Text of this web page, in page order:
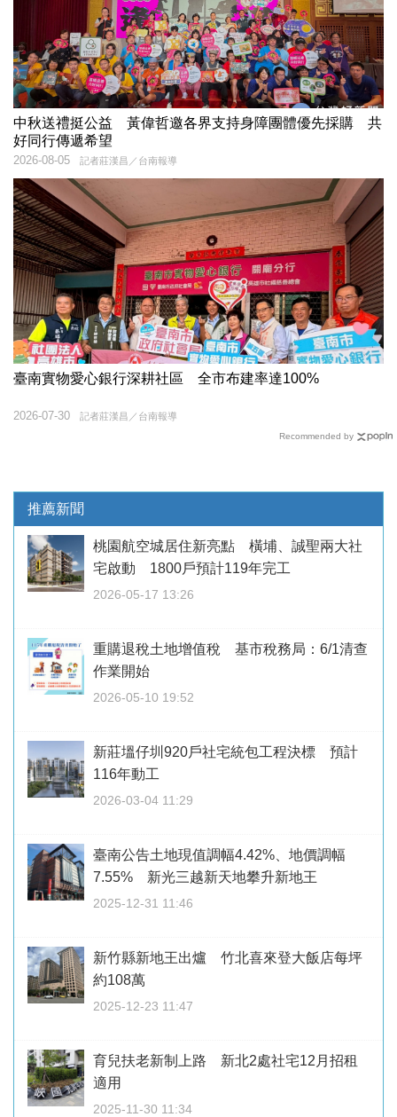
中秋送禮挺公益 黃偉哲邀各界支持身障團體優先採購 共
好同行傳遞希望
記者莊漢昌／台南報導
2026-08-05
臺南實物愛心銀行深耕社區 全市布建率達100%
記者莊漢昌／台南報導
2026-07-30
Recommended by
推薦新聞
桃園航空城居住新亮點 橫埔、誠聖兩大社
宅啟動 1800戶預計119年完工
2026-05-17 13:26
重購退稅土地增值稅 基市稅務局：6/1清查
作業開始
2026-05-10 19:52
新莊塭仔圳920戶社宅統包工程決標 預計
116年動工
2026-03-04 11:29
臺南公告土地現值調幅4.42%、地價調幅
7.55% 新光三越新天地攀升新地王
2025-12-31 11:46
新竹縣新地王出爐 竹北喜來登大飯店每坪
約108萬
2025-12-23 11:47
育兒扶老新制上路 新北2處社宅12月招租
適用
2025-11-30 11:34